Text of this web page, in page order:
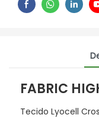
FABRIC
Tecido Lyocell